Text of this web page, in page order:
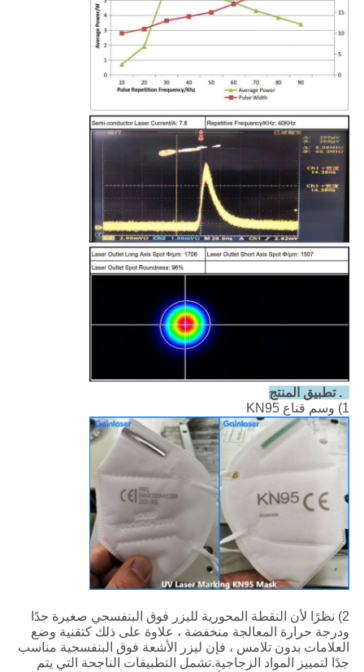
1) وسم قناع KN95
2) نظرًا لأن النقطة المحورية لليزر فوق البنفسجي صغيرة جدًا
ودرجة حرارة المعالجة منخفضة ، علاوة على ذلك كتقنية وضع
العلامات بدون تلامس ، فإن ليزر الأشعة فوق البنفسجية مناسب
جدًا لتمييز المواد الزجاجية.تشمل التطبيقات الناجحة التي يتم